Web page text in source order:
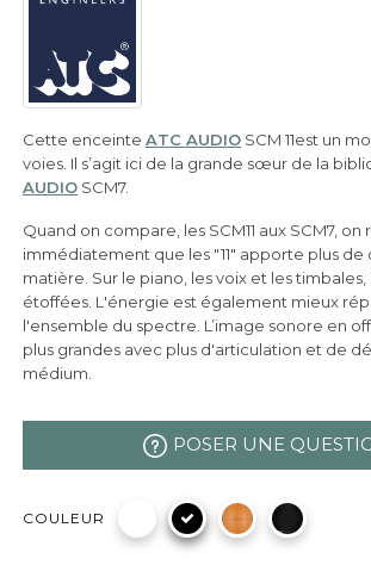
Cette enceinte ATC AUDIO SCM 11est un
voies. Il s’agit ici de la grande sœur de la
AUDIO SCM7.
Quand on compare, les SCM11 aux SCM7, on
immédiatement que les "11" apporte plus de
matière. Sur le piano, les voix et les timbales,
étoffées. L'énergie est également mieux
l'ensemble du spectre. L’image sonore en
plus grandes avec plus d'articulation et de
médium.
POSER UNE
COULEUR